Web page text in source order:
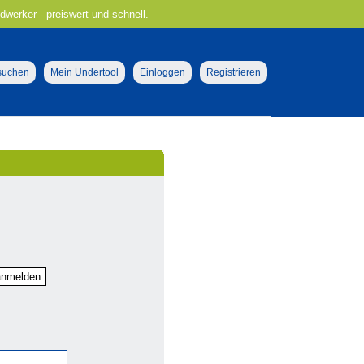
- preiswert und schnell.
Mein Undertool Einloggen Registrieren